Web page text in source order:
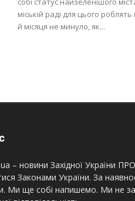
міській раді для цього
й місяця не минуло, як...
– новини Західної України
Законами України. За
Ми ще собі напишемо. Ми не